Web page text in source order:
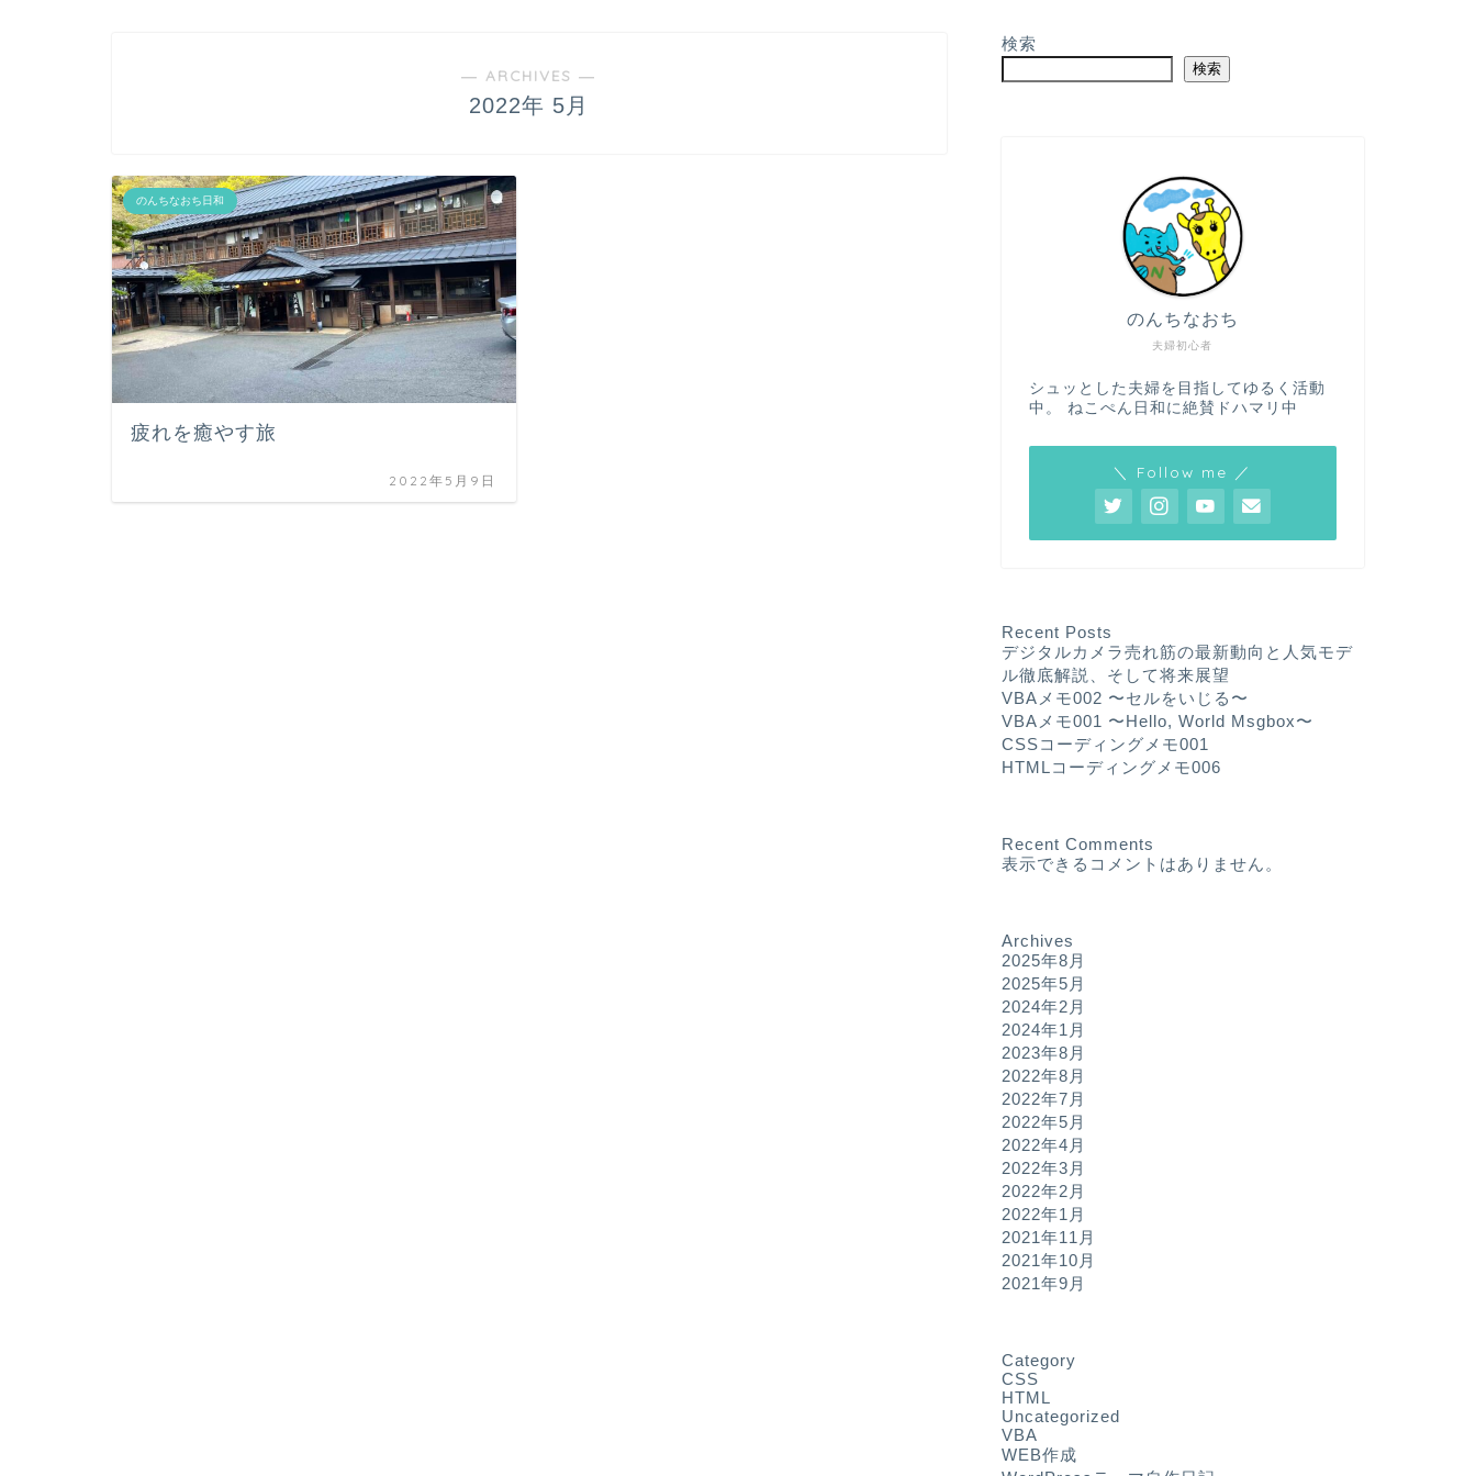
― ARCHIVES ―
2022年 5月
のんちなおち日和
疲れを癒やす旅
2022年5月9日
検索
検索
夫婦初心者
のんちなおち
シュッとした夫婦を目指してゆるく活動
中。 ねこぺん日和に絶賛ドハマリ中
＼ Follow me ／
Recent Posts
デジタルカメラ売れ筋の最新動向と人気モデ
ル徹底解説、そして将来展望
VBAメモ002 〜セルをいじる〜
VBAメモ001 〜Hello, World Msgbox〜
CSSコーディングメモ001
HTMLコーディングメモ006
Recent Comments
表示できるコメントはありません。
Archives
2025年8月
2025年5月
2024年2月
2024年1月
2023年8月
2022年8月
2022年7月
2022年5月
2022年4月
2022年3月
2022年2月
2022年1月
2021年11月
2021年10月
2021年9月
Category
CSS
HTML
Uncategorized
VBA
WEB作成